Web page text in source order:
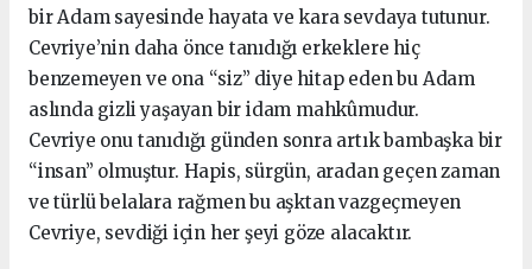
bir Adam sayesinde hayata ve kara sevdaya tutunur.
Cevriye’nin daha önce tanıdığı erkeklere hiç
benzemeyen ve ona “siz” diye hitap eden bu Adam
aslında gizli yaşayan bir idam mahkûmudur.
Cevriye onu tanıdığı günden sonra artık bambaşka bir
“insan” olmuştur. Hapis, sürgün, aradan geçen zaman
ve türlü belalara rağmen bu aşktan vazgeçmeyen
Cevriye, sevdiği için her şeyi göze alacaktır.